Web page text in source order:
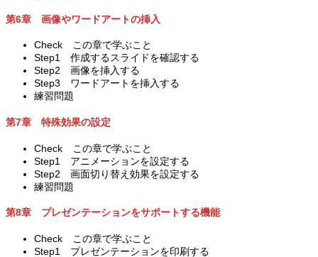
第6章 画像やワードアートの挿入
Check この章で学ぶこと
Step1 作成するスライドを確認する
Step2 画像を挿入する
Step3 ワードアートを挿入する
練習問題
第7章 特殊効果の設定
Check この章で学ぶこと
Step1 アニメーションを設定する
Step2 画面切り替え効果を設定する
練習問題
第8章 プレゼンテーションをサポートする機能
Check この章で学ぶこと
Step1 プレゼンテーションを印刷する